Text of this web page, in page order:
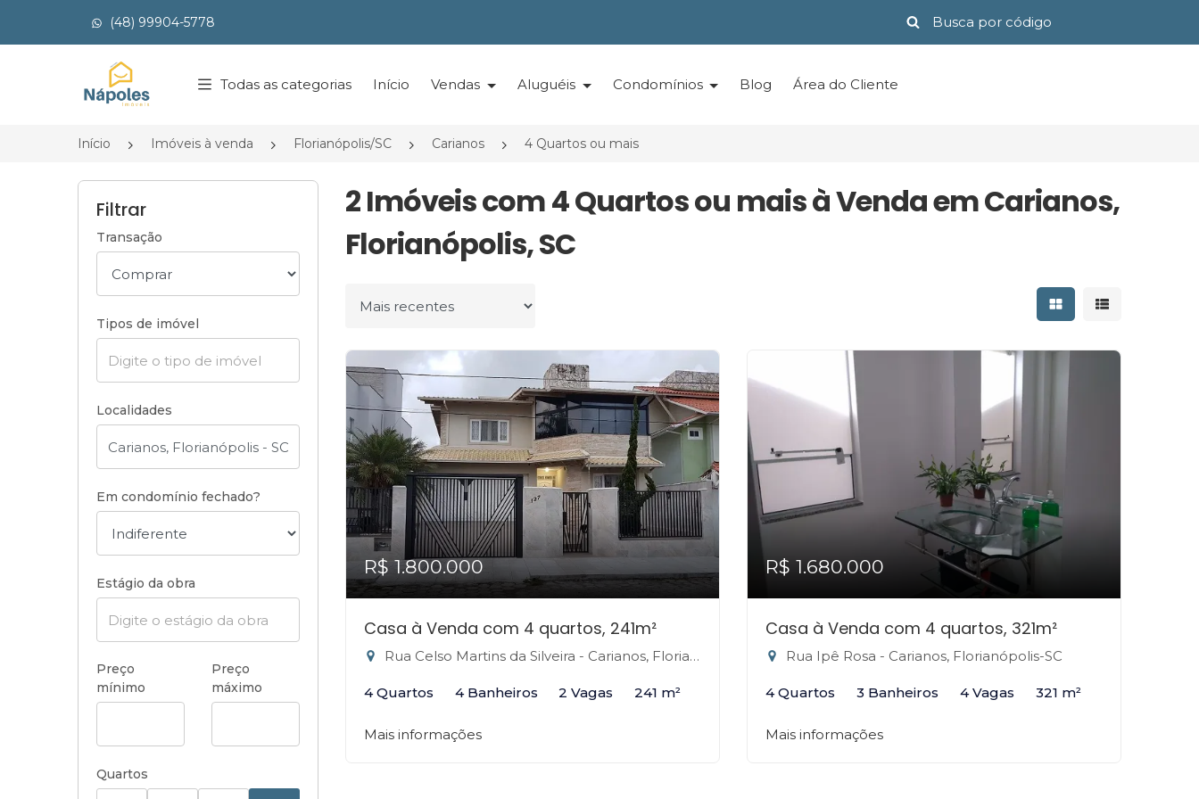
(48) 99904-5778
Página inicial
Todas as categorias Início Vendas Aluguéis Condomínios Blog Área do Cliente
Início Imóveis à venda Florianópolis/SC Carianos 4 Quartos ou mais
Filtrar
Transação
Tipos de imóvel
Localidades
Em condomínio fechado?
Estágio da obra
Preço
mínimo
Preço
máximo
Quartos
2 Imóveis com 4 Quartos ou mais à Venda em Carianos,
Florianópolis, SC
Ordenar por Mostrar resultados
Mostrar
R$ 1.800.000
Casa à Venda com 4 quartos, 241m²
Rua Celso Martins da Silveira - Carianos, Florianópolis-SC
4 Quartos 4 Banheiros 2 Vagas 241 m²
Mais informações
R$ 1.680.000
Casa à Venda com 4 quartos, 321m²
Rua Ipê Rosa - Carianos, Florianópolis-SC
4 Quartos 3 Banheiros 4 Vagas 321 m²
Mais informações